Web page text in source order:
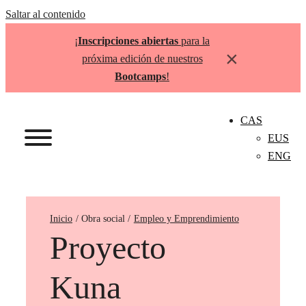
Saltar al contenido
¡Inscripciones abiertas para la
próxima edición de nuestros
Bootcamps!
×
CAS
EUS
ENG
Inicio Empleo y Emprendimiento
Proyecto
Kuna